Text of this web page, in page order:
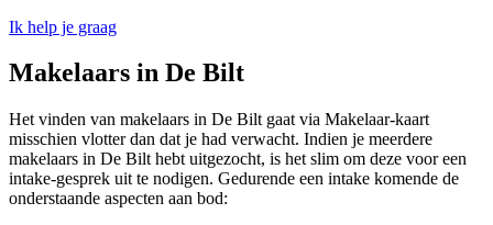
Ik help je graag
Makelaars in De Bilt
Het vinden van makelaars in De Bilt gaat via Makelaar-kaart
misschien vlotter dan dat je had verwacht. Indien je meerdere
makelaars in De Bilt hebt uitgezocht, is het slim om deze voor een
intake-gesprek uit te nodigen. Gedurende een intake komende de
onderstaande aspecten aan bod: